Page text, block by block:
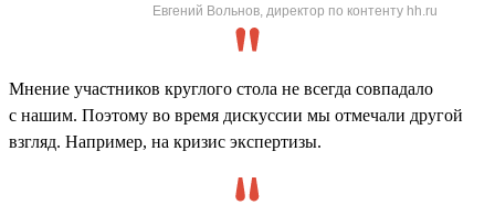
Евгений Вольнов, директор по контенту hh.ru
Мнение участников круглого стола не всегда совпадало
с нашим. Поэтому во время дискуссии мы отмечали другой
взгляд. Например, на кризис экспертизы.